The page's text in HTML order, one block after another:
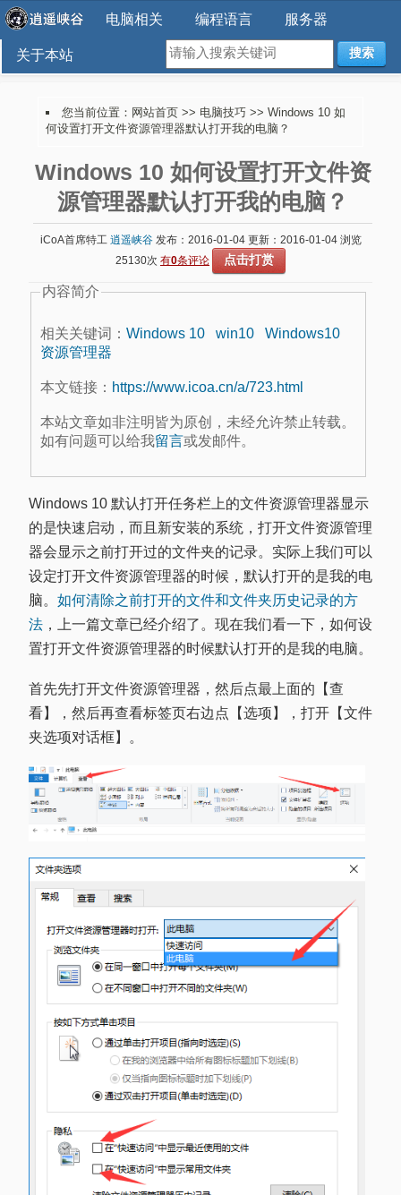
电脑相关 编程语言 服务器
关于本站 搜索
您当前位置： 网站首页 >> 电脑技巧 >> Windows 10 如
何设置打开文件资源管理器默认打开我的电脑？
Windows 10 如何设置打开文件资
源管理器默认打开我的电脑？
iCoA首席特工 逍遥峡谷发布：2016-01-04 更新：2016-01-04 浏览
25130次 有0条评论 点击打赏
内容简介
相关关键词： Windows 10 win10
Windows10
资源管理器
本文链接： https://www.icoa.cn/a/723.html
本站文章如非注明皆为原创，未经允许禁止转载。
如有问题可以给我留言或发邮件。
Windows 10 默认打开任务栏上的文件资源管理器显示
的是快速启动，而且新安装的系统，打开文件资源管理
器会显示之前打开过的文件夹的记录。实际上我们可以
设定打开文件资源管理器的时候，默认打开的是我的电
脑。 如何清除之前打开的文件和文件夹历史记录的方
法 ，上一篇文章已经介绍了。现在我们看一下，如何设
置打开文件资源管理器的时候默认打开的是我的电脑。
首先先打开文件资源管理器，然后点最上面的【查
看】，然后再查看标签页右边点【选项】，打开【文件
夹选项对话框】。